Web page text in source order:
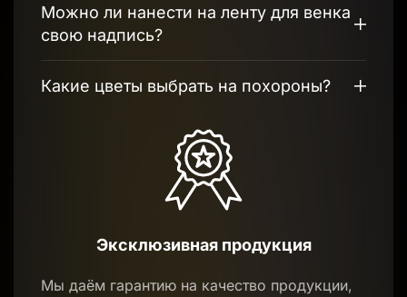
Можно ли нанести на ленту для венка
свою надпись?
Какие цветы выбрать на похороны?
Эксклюзивная продукция
Мы даём гарантию на качество продукции,